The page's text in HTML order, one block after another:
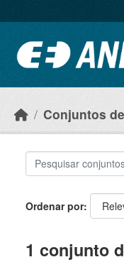
Conjuntos
Ordenar por
1 conjunto